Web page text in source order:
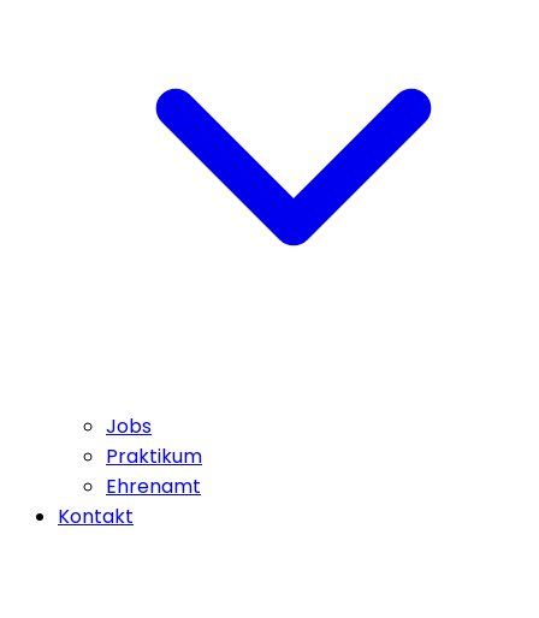
Jobs
Praktikum
Ehrenamt
Kontakt